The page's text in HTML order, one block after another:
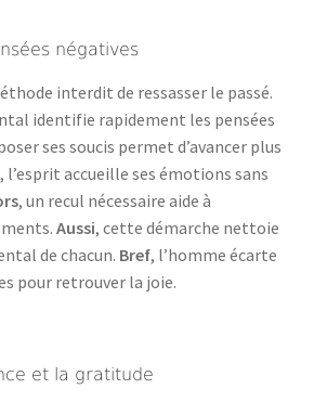
négatives
interdit de ressasser le passé.
identifie rapidement les pensées
ses soucis permet d’avancer plus
, l’esprit accueille ses émotions sans
, un recul nécessaire aide à
Aussi, cette démarche nettoie
de chacun. Bref, l’homme écarte
pour retrouver la joie.
et la gratitude